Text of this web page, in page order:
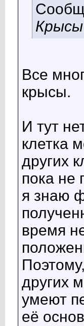
Крысы
Все
крысы.
И тут
клетка
других
пока не
я знаю
время
других
умеют
её